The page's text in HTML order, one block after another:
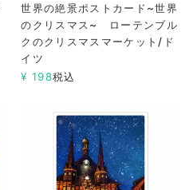
世界の絶景ポストカード~世界
のクリスマス~ ローテンブル
クのクリスマスマーケット/ド
イツ
¥ 198税込